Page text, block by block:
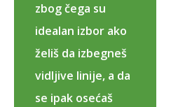
zbog čega su
idealan izbor ako
želiš da izbegneš
vidljive linije, a da
se ipak osećaš